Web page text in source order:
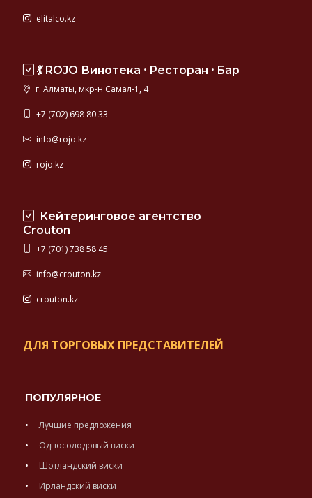
elitalco.kz
💃 ROJO Винотека ⸱ Ресторан ⸱ Бар
г. Алматы, мкр-н Самал-1, 4
+7 (702) 698 80 33
info@rojo.kz
rojo.kz
Кейтеринговое агентство
Crouton
+7 (701) 738 58 45
info@crouton.kz
crouton.kz
ДЛЯ ТОРГОВЫХ ПРЕДСТАВИТЕЛЕЙ
ПОПУЛЯРНОЕ
Лучшие предложения
Односолодовый виски
Шотландский виски
Ирландский виски